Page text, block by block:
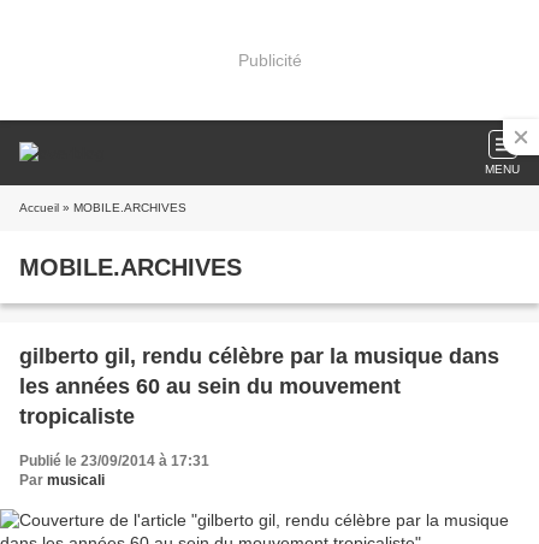
Publicité
MENU
Accueil » MOBILE.ARCHIVES
MOBILE.ARCHIVES
gilberto gil, rendu célèbre par la musique dans
les années 60 au sein du mouvement
tropicaliste
Publié le 23/09/2014 à 17:31
Par musicali